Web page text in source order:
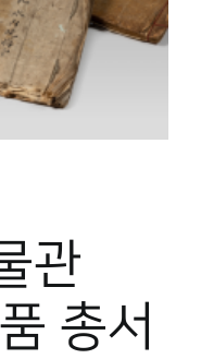
관
총서